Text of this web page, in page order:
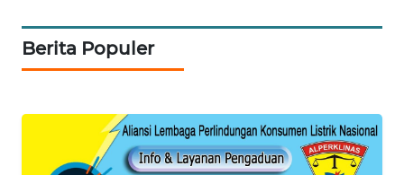
Berita Populer
LAPAK
WAHANA
Wahana